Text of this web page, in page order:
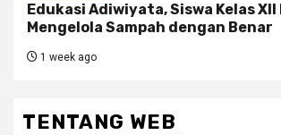
Edukasi Adiwiyata, Siswa Kelas
Mengelola Sampah dengan Benar
1 week ago
TENTANG WEB